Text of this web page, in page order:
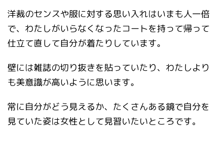
洋裁のセンスや服に対する思い入れはいまも人一倍
で、わたしがいらなくなったコートを持って帰って
仕立て直して自分が着たりしています。
壁には雑誌の切り抜きを貼っていたり、わたしより
も美意識が高いように思います。
常に自分がどう見えるか、たくさんある鏡で自分を
見ていた姿は女性として見習いたいところです。